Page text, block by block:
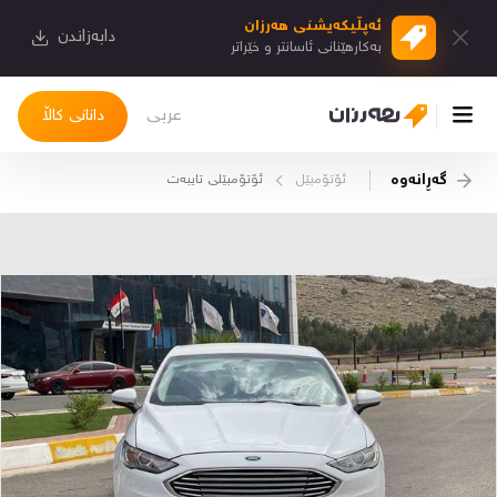
ئەپڵیكەیشنی هەرزان
بەكارهێنانی ئاسانتر و خێراتر دابەزاندن
دانانی کاڵا عربی
کاڵاکانم
دیاریکراوەکانم
دوا بینراوەکان
چات
گەڕانەوە ئۆتۆمبێل ئۆتۆمبێلی تایبه‌ت